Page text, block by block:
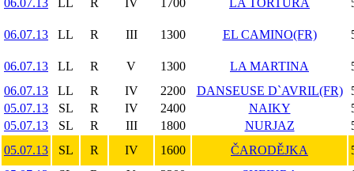
06.07.13 LL R IV 1700 LA TORTURA
06.07.13 LL R III 1300 EL CAMINO(FR)
06.07.13 LL R V 1300 LA MARTINA
06.07.13
LL R IV 2200 DANSEUSE D`AVRIL(FR)
05.07.13
SL R IV 2400 NAIKY
05.07.13
SL R III 1800 NURJAZ
05.07.13
SL R IV 1600 ČARODĚJKA